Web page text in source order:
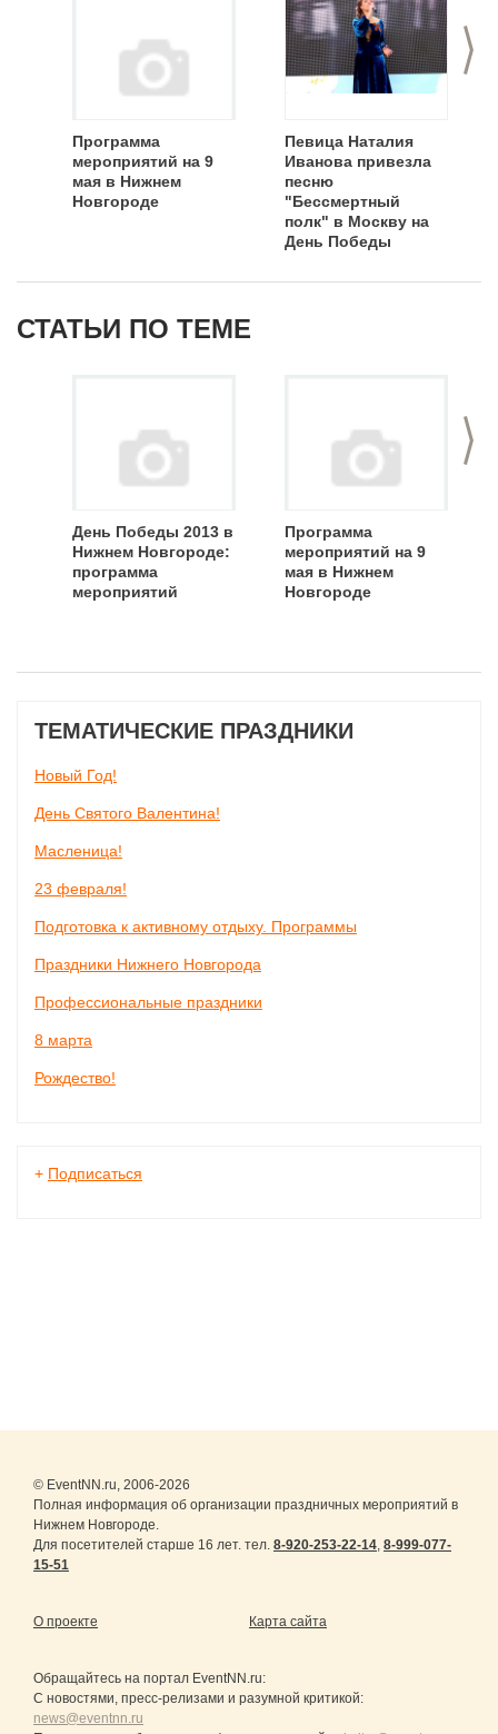
>
Программа
мероприятий на 9
мая в Нижнем
Новгороде
Певица Наталия
Иванова привезла
песню
"Бессмертный
полк" в Москву на
День Победы
СТАТЬИ ПО ТЕМЕ
>
День Победы 2013 в
Нижнем Новгороде:
программа
мероприятий
Программа
мероприятий на 9
мая в Нижнем
Новгороде
ТЕМАТИЧЕСКИЕ ПРАЗДНИКИ
Новый Год!
День Святого Валентина!
Масленица!
23 февраля!
Подготовка к активному отдыху. Программы
Праздники Нижнего Новгорода
Профессиональные праздники
8 марта
Рождество!
+ Подписаться
© EventNN.ru, 2006-2026
Полная информация об организации праздничных мероприятий в
Нижнем Новгороде.
Для посетителей старше 16 лет. тел. 8-920-253-22-14, 8-999-077-
15-51
О проекте Карта сайта
Обращайтесь на портал EventNN.ru:
С новостями, пресс-релизами и разумной критикой:
news@eventnn.ru